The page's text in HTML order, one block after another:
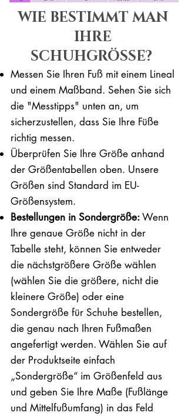
WIE BESTIMMT MAN
IHRE
SCHUHGRÖSSE?
Messen Sie Ihren Fuß mit einem Lineal
und einem Maßband. Sehen Sie sich
die "Messtipps" unten an, um
sicherzustellen, dass Sie Ihre Füße
richtig messen. ​​
Überprüfen Sie Ihre Größe anhand
der Größentabellen oben. Unsere
Größen sind Standard im EU-
Größensystem.
Bestellungen in Sondergröße:Wenn
Ihre genaue Größe nicht in der
Tabelle steht, können Sie entweder
die nächstgrößere Größe wählen
(wählen Sie die größere, nicht die
kleinere Größe) oder eine
Sondergröße für Schuhe bestellen,
die genau nach Ihren Fußmaßen
angefertigt werden. Wählen Sie auf
der Produktseite einfach
„Sondergröße“ im Größenfeld aus
und geben Sie Ihre Maße (Fußlänge
und Mittelfußumfang) in das Feld